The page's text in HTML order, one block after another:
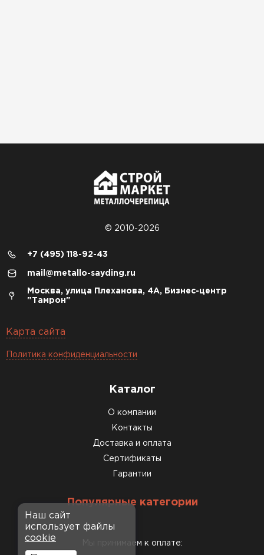
© 2010-2026
+7 (495) 118-92-43
mail@metallo-sayding.ru
Москва, улица Плеханова, 4А, Бизнес-центр
"Тамрон"
Карта сайта
Политика конфиденциальности
Каталог
О компании
Контакты
Доставка и оплата
Сертификаты
Гарантии
Популярные категории
Мы принимаем к оплате:
Наш сайт
использует файлы
cookie